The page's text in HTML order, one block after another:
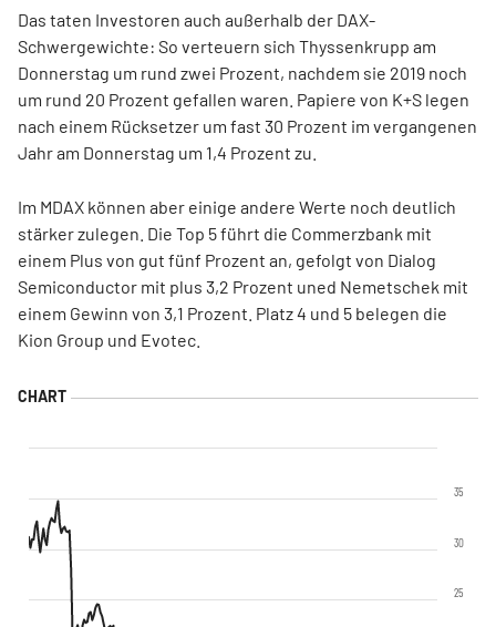
Das taten Investoren auch außerhalb der DAX-
Schwergewichte: So verteuern sich Thyssenkrupp am
Donnerstag um rund zwei Prozent, nachdem sie 2019 noch
um rund 20 Prozent gefallen waren. Papiere von K+S legen
nach einem Rücksetzer um fast 30 Prozent im vergangenen
Jahr am Donnerstag um 1,4 Prozent zu.
Im MDAX können aber einige andere Werte noch deutlich
stärker zulegen. Die Top 5 führt die Commerzbank mit
einem Plus von gut fünf Prozent an, gefolgt von Dialog
Semiconductor mit plus 3,2 Prozent uned Nemetschek mit
einem Gewinn von 3,1 Prozent. Platz 4 und 5 belegen die
Kion Group und Evotec.
25
30
35